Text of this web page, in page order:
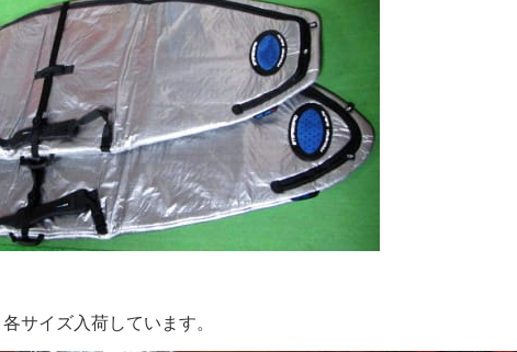
各サイズ入荷しています。